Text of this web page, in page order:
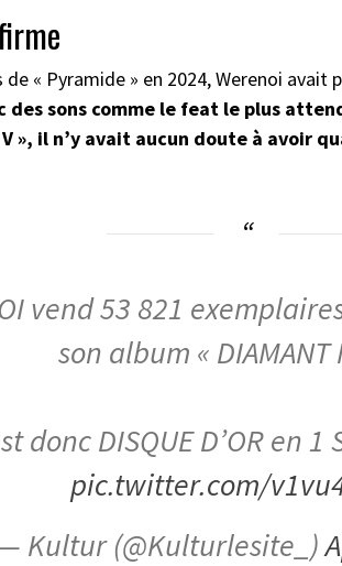
de « Pyramide » en 2024, Werenoi
des sons comme le feat le plus
», il n’y avait aucun doute à avoir
vend 53 821
son album « DIAMANT
donc DISQUE D’OR en 1
pic.twitter.com/
Kultur (@Kulturlesite_)